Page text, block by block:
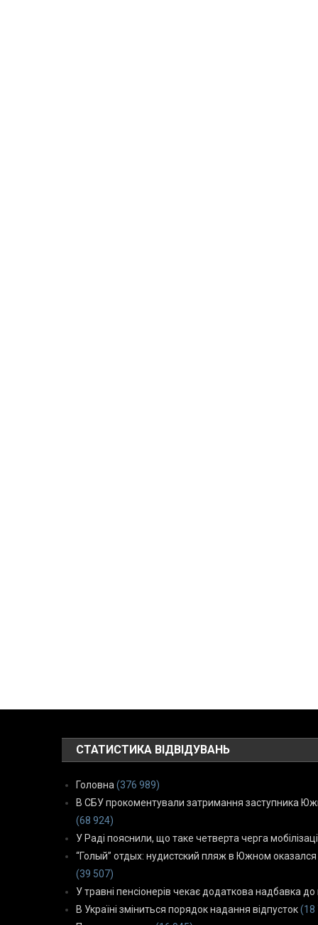
СТАТИСТИКА ВІДВІДУВАНЬ
Головна (376 989)
В СБУ прокоментували затримання заступника
(68 924)
У Раді пояснили, що таке четверта черга
“Голый” отдых: нудистский пляж в Южном
(39 507)
У травні пенсіонерів чекає додаткова надбавка до
В Україні зміниться порядок надання відпусток (18